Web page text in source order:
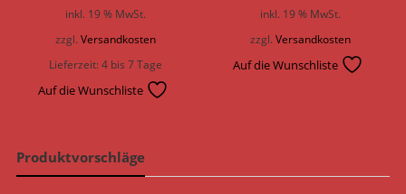
inkl. 19 % MwSt.
zzgl.Versandkosten
Lieferzeit:4 bis 7 Tage
Auf die Wunschliste
inkl. 19 % MwSt.
zzgl. Versandkosten
Auf die Wunschliste
Produktvorschläge